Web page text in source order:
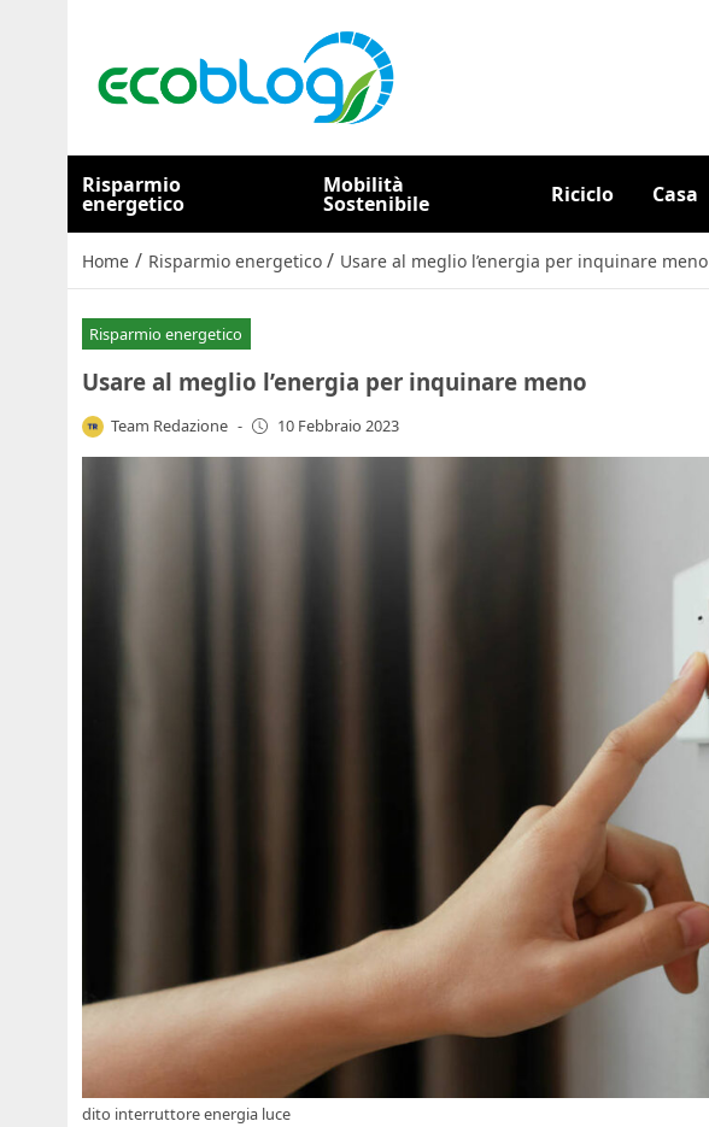
Risparmio
energetico
Mobilità
Sostenibile Riciclo Casa
Home / Risparmio energetico / Usare al meglio l’energia per inquinare meno
Risparmio energetico
Usare al meglio l’energia per inquinare meno
Team Redazione - 10 Febbraio 2023
dito interruttore energia luce